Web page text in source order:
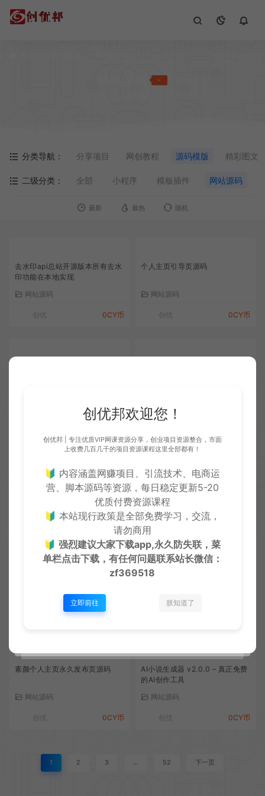
网站源码 -
分类导航： 分享项目 网创教程 源码模版 精彩图文
二级分类： 全部 小程序 模板插件 网站源码
最新 最热 随机
去水印api总站开源版本所有去水
印功能在本地实现
网站源码
0CY币
个人主页引导页源码
网站源码
0CY币
0CY币 创优
最新彩虹云商城 前端用户后台美
化版模版源码
0CY币
3D圆球效果,年会抽奖神器
网站源码
创优
最新网址直接打包装封成微信小
0CY币
2026年最新梦幻付费进群防红端
口增加过白功能
素颜个人主页永久发布页源码
网站源码
0CY币
AI小说生成器 v2.0.0 – 真正免费
的AI创作工具
网站源码
0CY币
1 2 3 … 52 下一页
创优邦欢迎您！
创优邦 | 专注优质VIP网课资源分享，创业项目资源整合，市面
上收费几百几千的项目资源课程这里全部都有！
🔰 内容涵盖网赚项目、引流技术、电商运
营、脚本源码等资源，每日稳定更新5-20
优质付费资源课程
🔰 本站现行政策是全部免费学习，交流，
请勿商用
🔰强烈建议大家下载app,永久防失联，菜
单栏点击下载，有任何问题联系站长微信：
zf369518
立即前往 朕知道了